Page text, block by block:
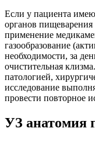
Если у пациента
органов
применение
газообразование
необходимости, за
очистительная
патологией,
исследование
провести повторное
УЗ анатомия